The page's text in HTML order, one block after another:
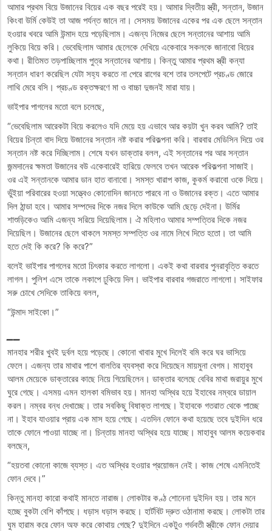
আমার প্রথম বিয়ে উজানের বিয়ের এক বছর পরেই হয়। আমার দ্বিতীয় স্ত্রী, সন্তান, উজান
কিংবা উর্মি কেউই তা আজ পর্যন্ত জানে না। সেসময় উজানের একের পর এক ছেলে সন্তান
হওয়ার খবরে আমি উন্মাদ হয়ে পড়েছিলাম। এজন্য নিজের ছেলে সন্তানের আশায় আমি
লুকিয়ে বিয়ে করি। ভেবেছিলাম আমার ছেলেকে দেখিয়ে একেবারে সকলকে জানাবো বিয়ের
কথা। রীতিমত তড়পাচ্ছিলাম পুত্র সন্তানের আশায়। কিন্তু আমার প্রথম স্ত্রী কন্যা
সন্তান ধারণ করেছিল যেটা সহ্য করতে না পেরে রাগের বশে তার তলপেটে প্রচণ্ড জোরে
লাথি মেরে বসি। প্রচণ্ড রক্তক্ষরণে মা ও বাচ্চা দুজনই মারা যায়।
ভাইপার পাগলের মতো বলে চলেছে,
“ভেবেছিলাম আরেকটা বিয়ে করলেও যদি মেয়ে হয় এভাবে আর কয়টা খুন করব আমি? তাই
বিয়ের চিন্তা বাদ দিয়ে উজানের সন্তান নষ্ট করার পরিকল্পনা করি। বারবার মেডিসিন দিয়ে ওর
সন্তান নষ্ট করে দিচ্ছিলাম। শেষে যখন ডাক্তার বলল, এই সন্তানের পর আর সন্তান
জন্মদানের ক্ষমতা উজানের বউ একেবারেই হারিয়ে ফেলবে তখন আরেক পরিকল্পনা সাজাই।
ওর এই সন্তানকে আমার ডান হাত বানাবো। সমস্ত খারাপ কাজ, কুকর্ম করাবো ওকে দিয়ে।
ভুঁইয়া পরিবারের হওয়া সত্ত্বেও কোনোদিন জানতে পারবে না ও উজানের রক্ত। এতে আমার
দিল ঠান্ডা হবে। আমার সম্পদের দিকে নজর দিলে কাউকে আমি ছেড়ে দেইনা। উর্মির
শাশুড়িকেও আমি এজন্য সরিয়ে দিয়েছিলাম। ঐ মহিলাও আমার সম্পত্তির দিকে নজর
দিয়েছিল। উজানের ছেলে থাকলে সমস্ত সম্পত্তি ওর নামে লিখে দিতে হতো। তা আমি
হতে দেই কি করে? কি করে?”
বলেই ভাইপার পাগলের মতো চিৎকার করতে লাগলো। একই কথা বারবার পুনরাবৃত্তি করতে
লাগল। পুলিশ এসে তাকে লকাপে ঢুকিয়ে দিল। ভাইপার বারবার গজরাতে লাগলো। সাইফার
সরু চোখে সেদিকে তাকিয়ে বলল,
“উন্মাদ সাইকো।”
মানহার শরীর খুবই দুর্বল হয়ে পড়েছে। কোনো খাবার মুখে দিলেই বমি করে ঘর ভাসিয়ে
ফেলে। এজন্য তার মাথার পাশে বালতির ব্যবস্থা করে দিয়েছেন মায়মুনা বেগম। মাহাবুব
আলম মেয়েকে ডাক্তারের কাছে নিয়ে গিয়েছিলেন। ডাক্তার বলেছে বেবির মাথা জরায়ুর মুখে
ঘুরে গেছে। এসময় এমন হালকা বমিভাব হয়। মানহা অস্থির হয়ে ইহাবের নম্বরে ডায়াল
করল। নম্বর বন্ধ দেখাচ্ছে। তার সবকিছু বিষাক্ত লাগছে। ইহাবকে গতরাত থেকে পাচ্ছে
না। ইহাব যাওয়ার প্রায় এক মাস হয়ে গেছে। এতদিন ফোনে কথা হয়েছে তবে দুইদিন ধরে
তাকে ফোনে পাওয়া যাচ্ছে না। চিন্তায় মানহা অস্থির হয়ে যাচ্ছে। মাহাবুব আলম কয়েকবার
বলছেন,
“হয়তবা কোনো কাজে ব্যস্ত। এত অস্থির হওয়ার প্রয়োজন নেই। কাজ শেষে এমনিতেই
ফোন দেবে।”
কিন্তু মানহা কারো কথাই মানতে নারাজ। লোকটার কণ্ঠ শোনেনা দুইদিন হয়। তার মনে
হচ্ছে বুকটা বেশি কাঁপছে। ধড়াস ধড়াস করছে। হার্টবিট দ্রুত ওঠানামা করছে। লোকটা তার
ঘুম হারাম করে ফোন অফ করে কোথায় গেছে? দুইদিনে একটুও গর্ভবতী স্ত্রীকে ফোন দেয়ার